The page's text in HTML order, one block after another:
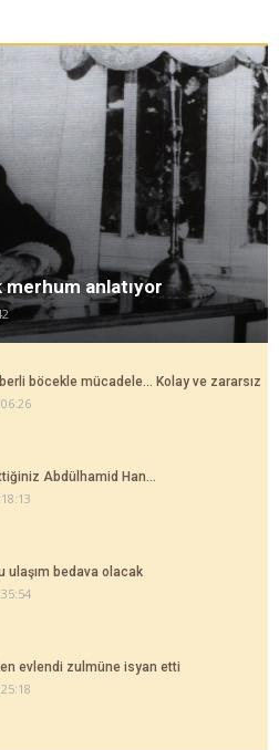
merhum anlatıyor
böcekle mücadele... Kolay ve zararsız
Abdülhamid Han...
ulaşım bedava olacak
evlendi zulmüne isyan etti